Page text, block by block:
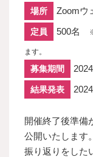
場所 Zoomウ
定員 500名
ます。
募集期間
結果発表
開催終了後準備
公開いたします。
振り返りをした